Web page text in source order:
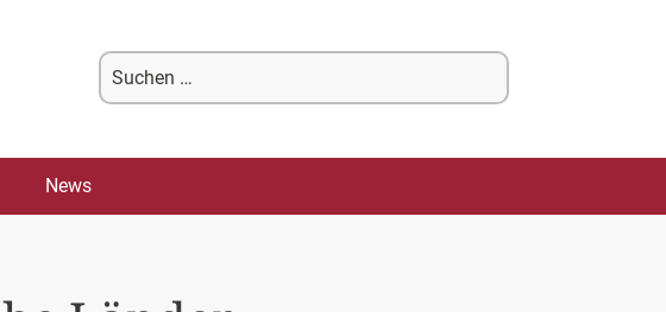
Suchen
nach:
News